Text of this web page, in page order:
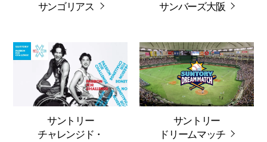
サンゴリアス
サンバーズ大阪
サントリー
チャレンジド・
サントリー
ドリームマッチ